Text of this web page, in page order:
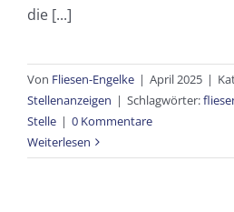
die [...]
Von Fliesen-Engelke | April 2025 |
Stellenanzeigen | Schlagwörter:
Stelle | 0 Kommentare
Weiterlesen